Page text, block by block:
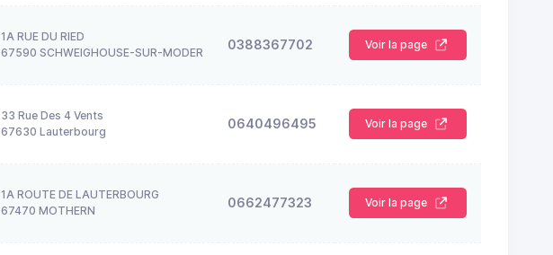
1A RUE DU RIED
67590 SCHWEIGHOUSE-SUR-MODER
0388367702 Voir la page
33 Rue Des 4 Vents
67630 Lauterbourg
0640496495 Voir la page
1A ROUTE DE LAUTERBOURG
67470 MOTHERN
0662477323 Voir la page